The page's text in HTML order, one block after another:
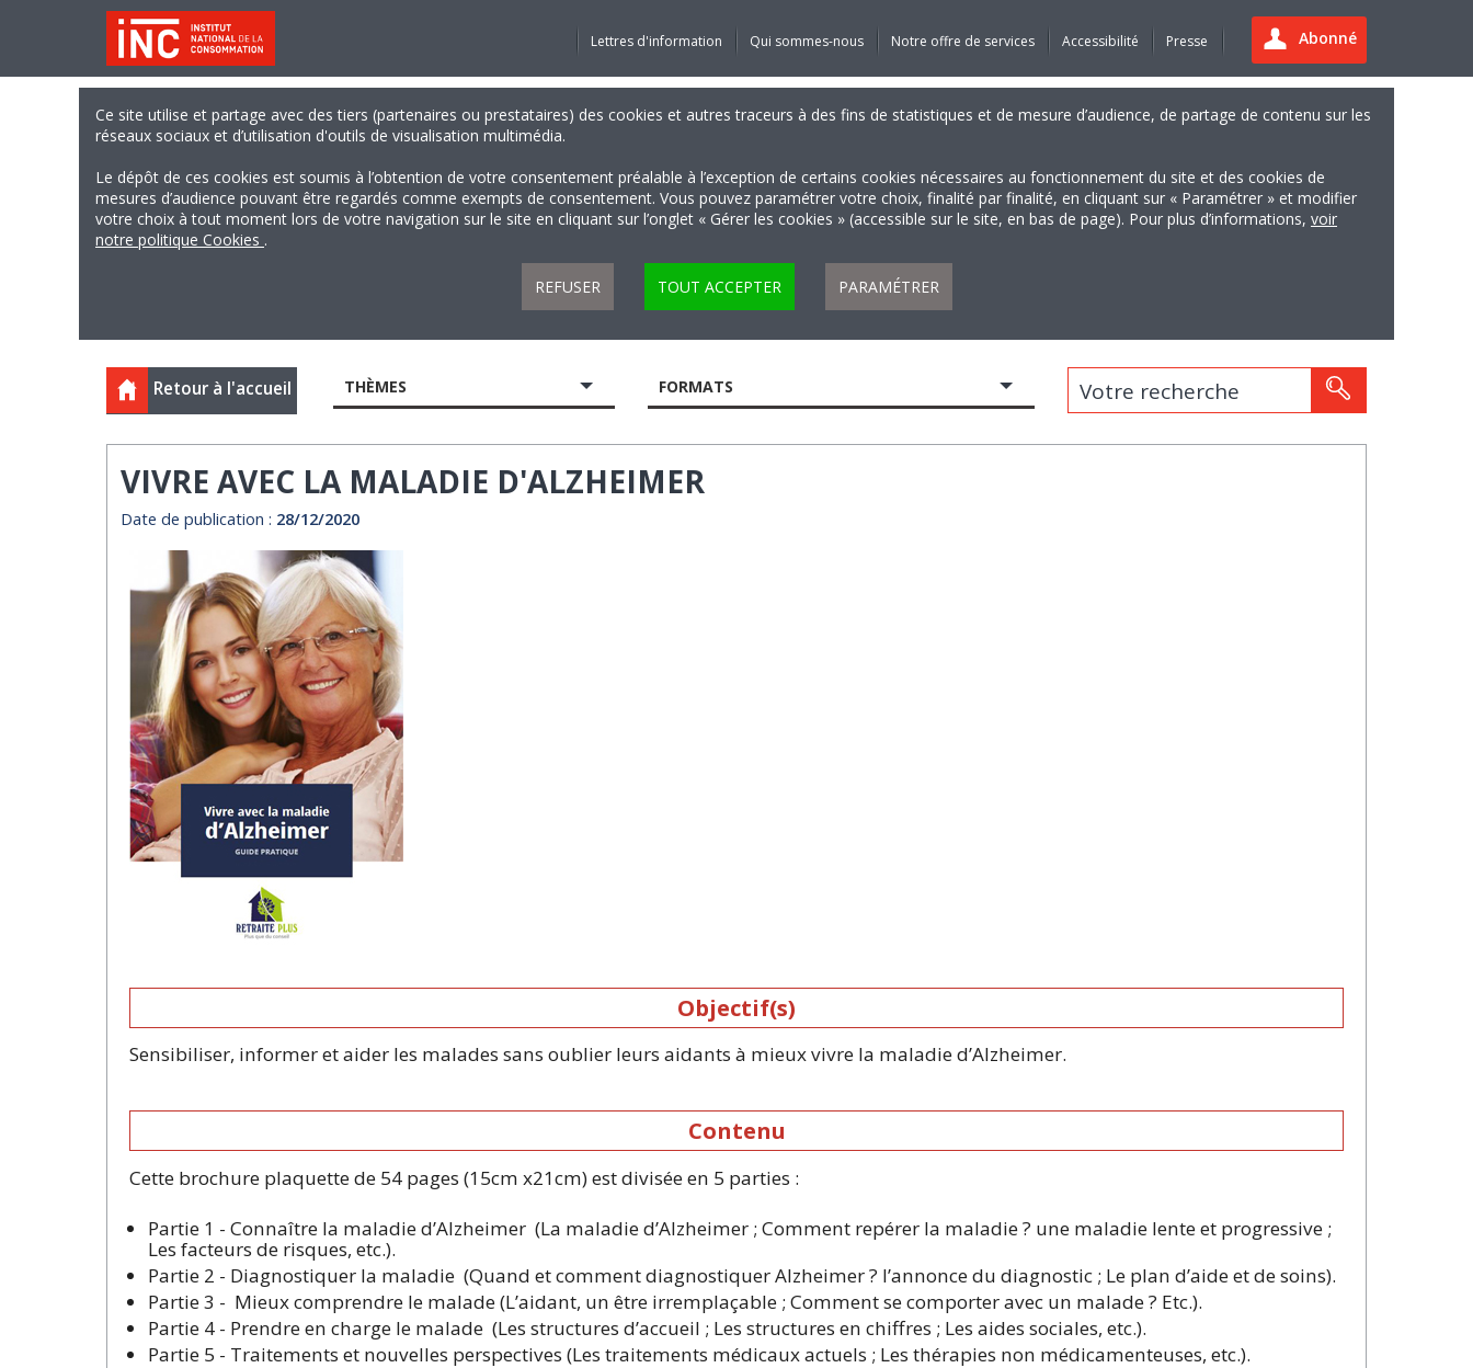
Abonné
Lettres d'information Qui sommes-nous Notre offre de services Accessibilité Presse
Ce site utilise et partage avec des tiers (partenaires ou prestataires) des cookies et autres traceurs à des fins de statistiques et de mesure d’audience, de partage de contenu sur les
réseaux sociaux et d’utilisation d'outils de visualisation multimédia.
Le dépôt de ces cookies est soumis à l’obtention de votre consentement préalable à l’exception de certains cookies nécessaires au fonctionnement du site et des cookies de
mesures d’audience pouvant être regardés comme exempts de consentement. Vous pouvez paramétrer votre choix, finalité par finalité, en cliquant sur « Paramétrer » et modifier
votre choix à tout moment lors de votre navigation sur le site en cliquant sur l’onglet « Gérer les cookies » (accessible sur le site, en bas de page). Pour plus d’informations, voir
notre politique Cookies .
REFUSER TOUT ACCEPTER PARAMÉTRER
Retour à l'accueil THÈMES FORMATS Votre recherche
VIVRE AVEC LA MALADIE D'ALZHEIMER
Date de publication : 28/12/2020
Objectif(s)
Sensibiliser, informer et aider les malades sans oublier leurs aidants à mieux vivre la maladie d’Alzheimer.
Contenu
Cette brochure plaquette de 54 pages (15cm x21cm) est divisée en 5 parties :
Partie 1 - Connaître la maladie d’Alzheimer (La maladie d’Alzheimer ; Comment repérer la maladie ? une maladie lente et progressive ;
Les facteurs de risques, etc.).
Partie 2 - Diagnostiquer la maladie (Quand et comment diagnostiquer Alzheimer ? l’annonce du diagnostic ; Le plan d’aide et de soins).
Partie 3 - Mieux comprendre le malade (L’aidant, un être irremplaçable ; Comment se comporter avec un malade ? Etc.).
Partie 4 - Prendre en charge le malade (Les structures d’accueil ; Les structures en chiffres ; Les aides sociales, etc.).
Partie 5 - Traitements et nouvelles perspectives (Les traitements médicaux actuels ; Les thérapies non médicamenteuses, etc.).